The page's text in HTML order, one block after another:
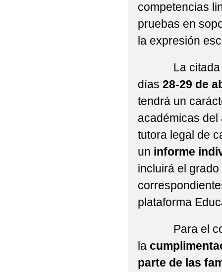
competencias
pruebas en
la expresión
La citada
días 28-29 de
tendrá un
académicas del
tutora legal de
un informe
incluirá el
plataforma
Para el
la
parte de las